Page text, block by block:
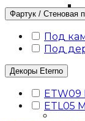
Фартук / Стеновая
Под
Под
Декоры Eterno
ETW09
ETL05